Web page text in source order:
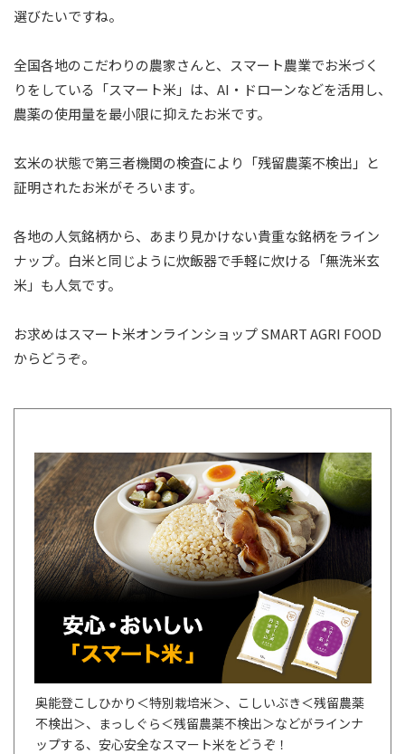
選びたいですね。
全国各地のこだわりの農家さんと、スマート農業でお米づく
りをしている「スマート米」は、AI・ドローンなどを活用し、
農薬の使用量を最小限に抑えたお米です。
玄米の状態で第三者機関の検査により「残留農薬不検出」と
証明されたお米がそろいます。
各地の人気銘柄から、あまり見かけない貴重な銘柄をライン
ナップ。白米と同じように炊飯器で手軽に炊ける「無洗米玄
米」も人気です。
お求めはスマート米オンラインショップSMART AGRI FOOD
からどうぞ。
奥能登こしひかり＜特別栽培米＞、こしいぶき＜残留農薬
不検出＞、まっしぐら＜残留農薬不検出＞などがラインナ
ップする、安心安全なスマート米をどうぞ！